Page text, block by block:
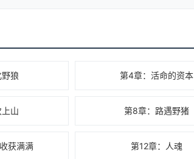
狼 第4章：活命的资本
山 第8章：路遇野猪
获满满 第12章：人魂